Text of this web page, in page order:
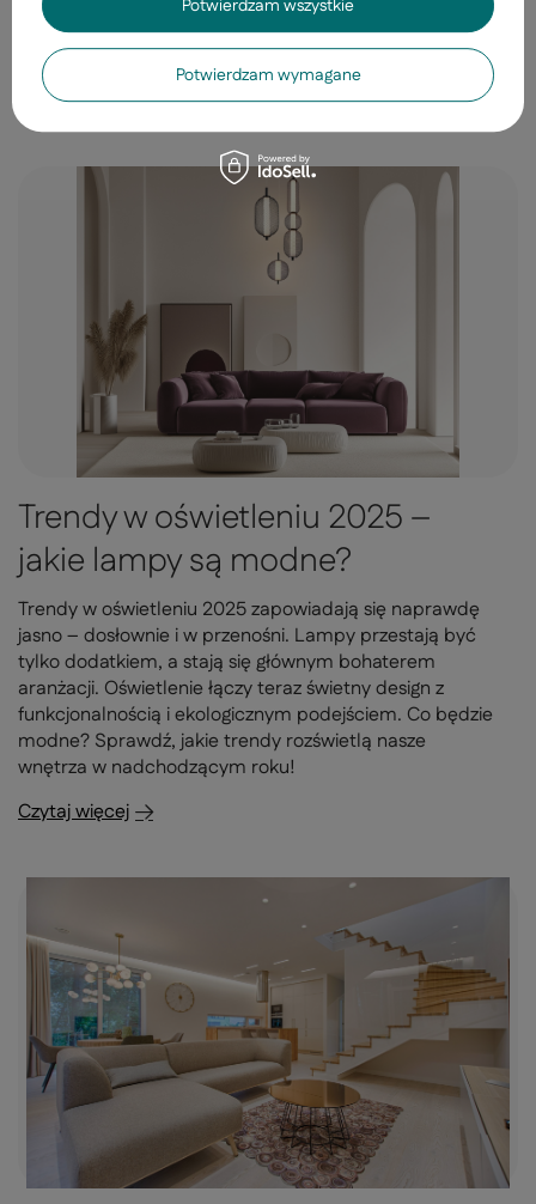
nie potrzebujesz generalnego remontu ani magicznej
różdżki.
Czytaj więcej
Trendy w oświetleniu 2025 –
jakie lampy są modne?
Trendy w oświetleniu 2025 zapowiadają się naprawdę
jasno – dosłownie i w przenośni. Lampy przestają być
tylko dodatkiem, a stają się głównym bohaterem
aranżacji. Oświetlenie łączy teraz świetny design z
funkcjonalnością i ekologicznym podejściem. Co będzie
modne? Sprawdź, jakie trendy rozświetlą nasze
wnętrza w nadchodzącym roku!
Czytaj więcej
Potwierdzam wymagane
Potwierdzam wszystkie